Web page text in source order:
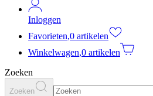
Inloggen
Favorieten,0 artikelen
Winkelwagen,0 artikelen
Zoeken
Zoeken